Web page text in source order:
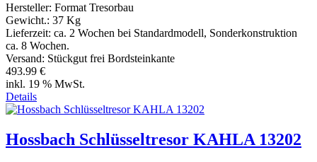
Hersteller: Format Tresorbau
Gewicht.: 37 Kg
Lieferzeit: ca. 2 Wochen bei Standardmodell, Sonderkonstruktion
ca. 8 Wochen.
Versand: Stückgut frei Bordsteinkante
493.99 €
inkl. 19 % MwSt.
Details
Hossbach Schlüsseltresor KAHLA 13202